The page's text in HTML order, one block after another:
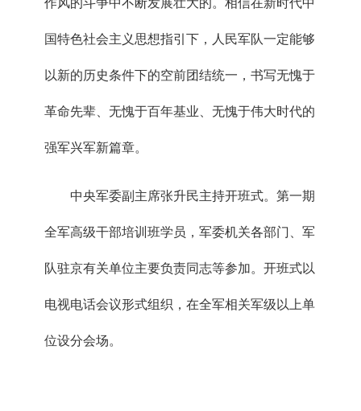
作风的斗争中不断发展壮大的。相信在新时代中
国特色社会主义思想指引下，人民军队一定能够
以新的历史条件下的空前团结统一，书写无愧于
革命先辈、无愧于百年基业、无愧于伟大时代的
强军兴军新篇章。
中央军委副主席张升民主持开班式。第一期
全军高级干部培训班学员，军委机关各部门、军
队驻京有关单位主要负责同志等参加。开班式以
电视电话会议形式组织，在全军相关军级以上单
位设分会场。